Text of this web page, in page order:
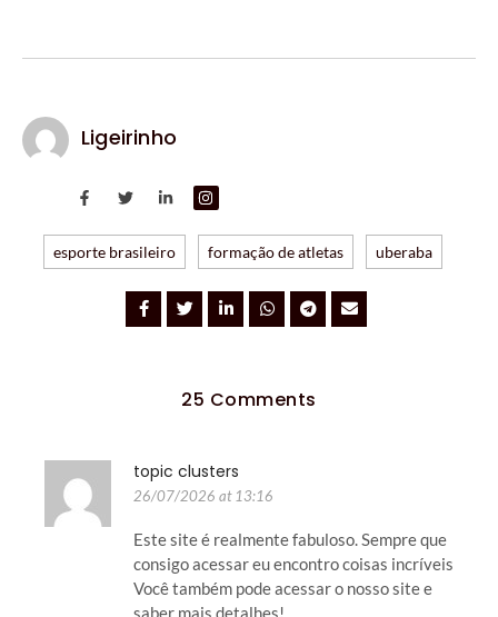
Ligeirinho
esporte brasileiro formação de atletas uberaba
25 Comments
topic clusters
26/07/2026 at 13:16
Este site é realmente fabuloso. Sempre que
consigo acessar eu encontro coisas incríveis
Você também pode acessar o nosso site e
saber mais detalhes!